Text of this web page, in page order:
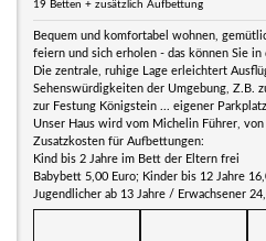
19 Betten + zusätzlich Aufbettung
Bequem und komfortabel wohnen,
feiern und sich erholen - das können Sie in
Die zentrale, ruhige Lage erleichtert
Sehenswürdigkeiten der Umgebung, Z.B.
zur Festung Königstein ... eigener Parkplatz
Unser Haus wird vom Michelin Führer, von
Zusatzkosten für Aufbettungen:
Kind bis 2 Jahre im Bett der Eltern frei
Babybett 5,00 Euro; Kinder bis 12 Jahre
Jugendlicher ab 13 Jahre / Erwachsener